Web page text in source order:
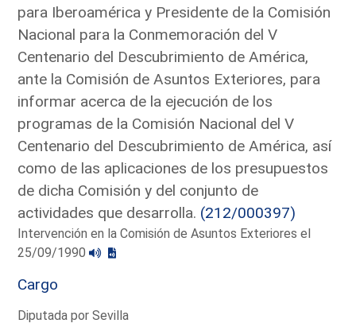
para Iberoamérica y Presidente de la Comisión
Nacional para la Conmemoración del V
Centenario del Descubrimiento de América,
ante la Comisión de Asuntos Exteriores, para
informar acerca de la ejecución de los
programas de la Comisión Nacional del V
Centenario del Descubrimiento de América, así
como de las aplicaciones de los presupuestos
de dicha Comisión y del conjunto de
actividades que desarrolla. (212/000397)
Intervención en la Comisión de Asuntos Exteriores el
25/09/1990
Cargo
Diputada por Sevilla